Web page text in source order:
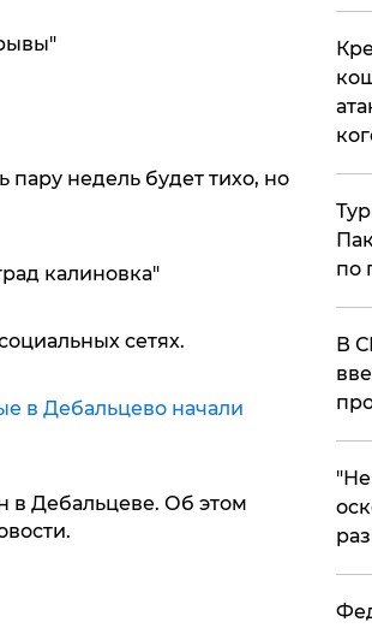
недель будет тихо, но
калиновка"
сетях.
в Дебальцево начали
в Дебальцеве. Об этом
по
В